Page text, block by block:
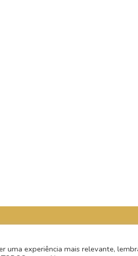
uma experiência mais relevante,